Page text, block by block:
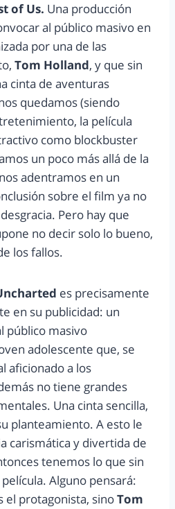
of Us. Una producción
al público masivo en
por una de las
Tom Holland, y que sin
cinta de aventuras
quedamos (siendo
la película
como blockbuster
un poco más allá de la
adentramos en un
sobre el film ya no
Pero hay que
no decir solo lo bueno,
los fallos.
es precisamente
en su publicidad: un
público masivo
adolescente que, se
aficionado a los
no tiene grandes
Una cinta sencilla,
planteamiento. A esto le
carismática y divertida de
tenemos lo que sin
Alguno pensará:
el protagonista, sinoTom